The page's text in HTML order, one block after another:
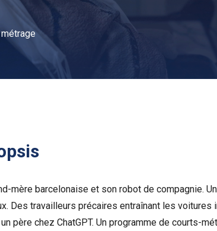
mère barcelonaise et son robot de compagnie.
Des travailleurs précaires entraînant les voitures
père chez ChatGPT. Un programme de courts-